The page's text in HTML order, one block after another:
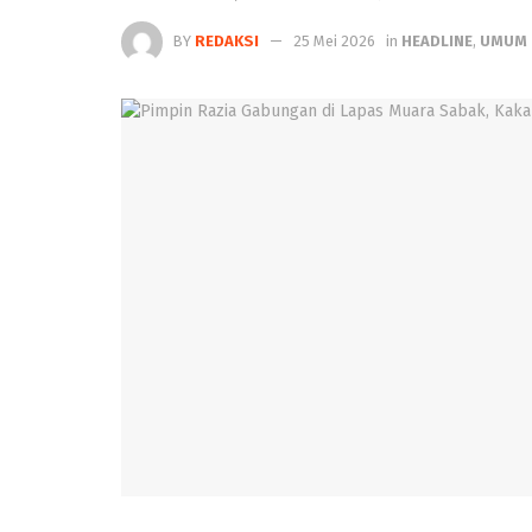
BY REDAKSI 25 Mei 2026 in HEADLINE, UMUM